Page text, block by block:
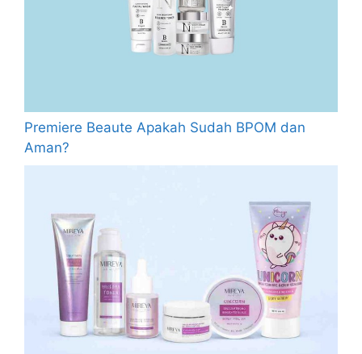
Premiere Beaute Apakah Sudah BPOM dan
Aman?